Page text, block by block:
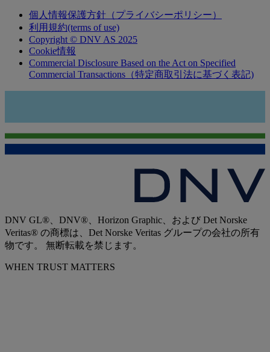
個人情報保護方針（プライバシーポリシー）
利用規約(terms of use)
Copyright © DNV AS 2025
Cookie情報
Commercial Disclosure Based on the Act on Specified
Commercial Transactions（特定商取引法に基づく表記)
DNV GL®、DNV®、Horizon Graphic、および Det Norske
Veritas® の商標は、Det Norske Veritas グループの会社の所有
物です。 無断転載を禁じます。
WHEN TRUST MATTERS